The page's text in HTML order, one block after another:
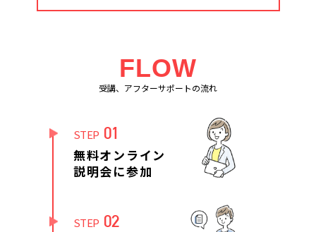
FLOW
受講、アフターサポートの流れ
STEP 01
無料オンライン
説明会に参加
STEP 02